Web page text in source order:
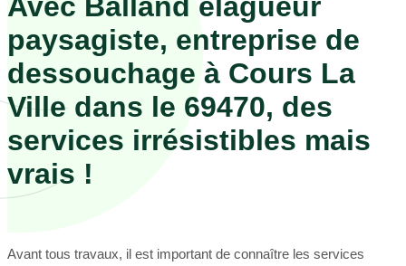
paysagiste, entreprise de
dessouchage à Cours La
Ville dans le 69470, des
services irrésistibles mais
vrais !
Avant tous travaux, il est important de connaître les services